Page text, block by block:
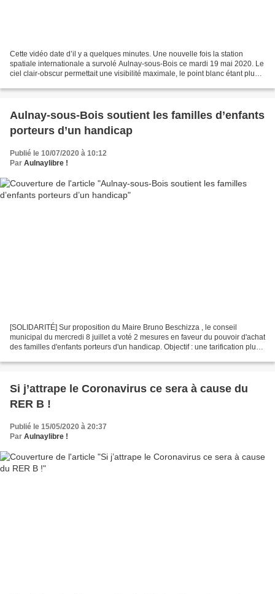
Cette vidéo date d’il y a quelques minutes. Une nouvelle fois la station
spatiale internationale a survolé Aulnay-sous-Bois ce mardi 19 mai 2020. Le
ciel clair-obscur permettait une visibilité maximale, le point blanc étant plus
Aulnay-sous-Bois soutient les familles d’enfants
porteurs d’un handicap
Publié le 10/07/2020 à 10:12
Par Aulnaylibre !
[SOLIDARITÉ] Sur proposition du Maire Bruno Beschizza , le conseil
municipal du mercredi 8 juillet a voté 2 mesures en faveur du pouvoir d'achat
des familles d'enfants porteurs d'un handicap. Objectif : une tarification plus
Si j’attrape le Coronavirus ce sera à cause du
RER B !
Publié le 15/05/2020 à 20:37
Par Aulnaylibre !